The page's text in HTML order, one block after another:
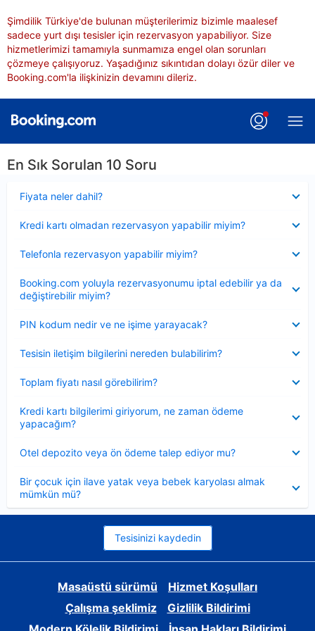
Şimdilik Türkiye'de bulunan müşterilerimiz bizimle maalesef
sadece yurt dışı tesisler için rezervasyon yapabiliyor. Size
hizmetlerimizi tamamıyla sunmamıza engel olan sorunları
çözmeye çalışıyoruz. Yaşadığınız sıkıntıdan dolayı özür diler ve
Booking.com'la ilişkinizin devamını dileriz.
En Sık Sorulan 10 Soru
Fiyata neler dahil?
Kredi kartı olmadan rezervasyon yapabilir miyim?
Telefonla rezervasyon yapabilir miyim?
Booking.com yoluyla rezervasyonumu iptal edebilir ya da
değiştirebilir miyim?
PIN kodum nedir ve ne işime yarayacak?
Tesisin iletişim bilgilerini nereden bulabilirim?
Toplam fiyatı nasıl görebilirim?
Kredi kartı bilgilerimi giriyorum, ne zaman ödeme
yapacağım?
Otel depozito veya ön ödeme talep ediyor mu?
Bir çocuk için ilave yatak veya bebek karyolası almak
mümkün mü?
Tesisinizi kaydedin
Masaüstü sürümü
Hizmet Koşulları
Çalışma şeklimiz
Gizlilik Bildirimi